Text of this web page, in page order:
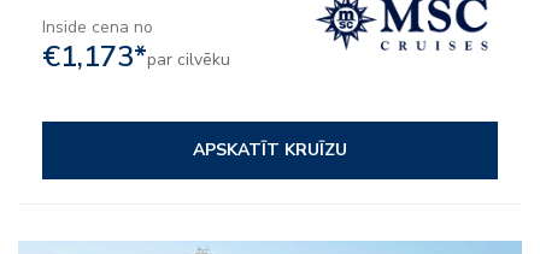
Inside cena no
€1,173*par cilvēku
APSKATĪT KRUĪZU